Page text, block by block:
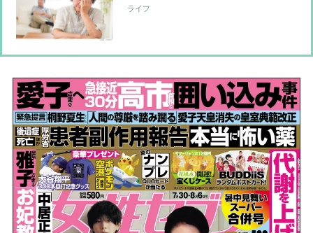
「看取りたくないし、看取られたくな
ライフ